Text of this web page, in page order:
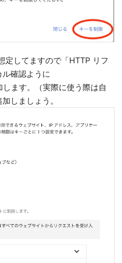
定してますので「HTTP リフ
確認ように
ます。（実際に使う際は自
しましょう。